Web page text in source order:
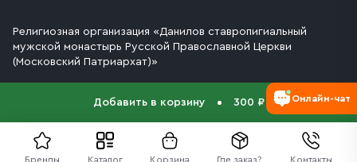
Бренды Каталог Корзина Где заказ? Контакты
Добавить в корзину 300 ₽
Религиозная организация «Данилов ставропигиальный
мужской монастырь Русской Православной Церкви
(Московский Патриархат)»
Онлайн-чат